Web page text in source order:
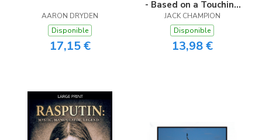
AARON DRYDEN
Disponible
17,15 €
- Based on a Touching
True War Dog Story
from WW1
JACK CHAMPION
Disponible
13,98 €